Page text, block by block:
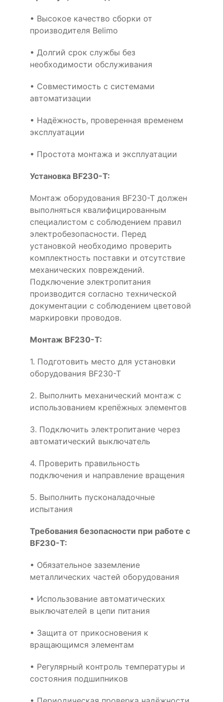
• Высокое качество сборки от
производителя Belimo
• Долгий срок службы без
необходимости обслуживания
• Совместимость с системами
автоматизации
• Надёжность, проверенная временем
эксплуатации
• Простота монтажа и эксплуатации
Установка BF230-T:
Монтаж оборудования BF230-T должен
выполняться квалифицированным
специалистом с соблюдением правил
электробезопасности. Перед
установкой необходимо проверить
комплектность поставки и отсутствие
механических повреждений.
Подключение электропитания
производится согласно технической
документации с соблюдением цветовой
маркировки проводов.
Монтаж BF230-T:
1. Подготовить место для установки
оборудования BF230-T
2. Выполнить механический монтаж с
использованием крепёжных элементов
3. Подключить электропитание через
автоматический выключатель
4. Проверить правильность
подключения и направление вращения
5. Выполнить пусконаладочные
испытания
Требования безопасности при работе с
BF230-T:
• Обязательное заземление
металлических частей оборудования
• Использование автоматических
выключателей в цепи питания
• Защита от прикосновения к
вращающимся элементам
• Регулярный контроль температуры и
состояния подшипников